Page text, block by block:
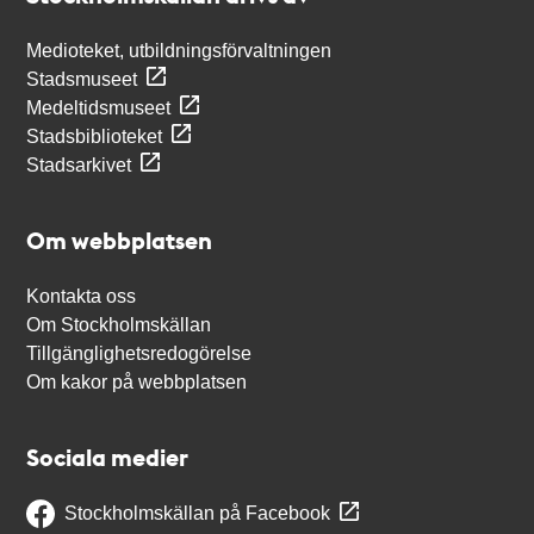
Medioteket, utbildningsförvaltningen
Stadsmuseet
Medeltidsmuseet
Stadsbiblioteket
Stadsarkivet
Om webbplatsen
Kontakta oss
Om Stockholmskällan
Tillgänglighetsredogörelse
Om kakor på webbplatsen
Sociala medier
Stockholmskällan på Facebook